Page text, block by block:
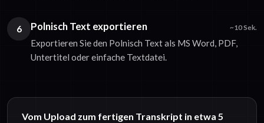
6 Polnisch Text exportieren ~10 Sek.
Exportieren Sie den Polnisch Text als MS Word, PDF,
Untertitel oder einfache Textdatei.
Vom Upload zum fertigen Transkript in etwa 5